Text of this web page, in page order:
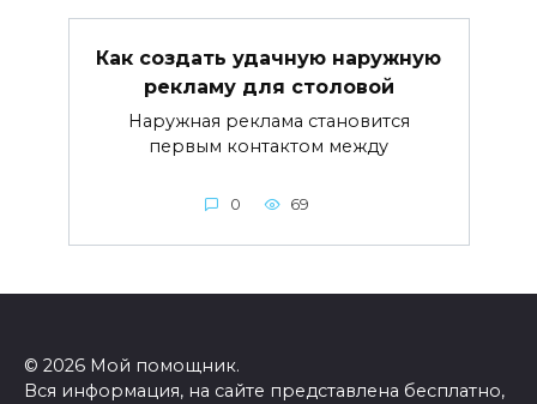
Как создать удачную наружную
рекламу для столовой
Наружная реклама становится
первым контактом между
0 69
© 2026 Мой помощник.
Вся информация, на сайте представлена бесплатно,